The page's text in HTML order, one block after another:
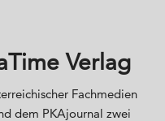
Verlag
Fachmedien
dem PKAjournal zwei